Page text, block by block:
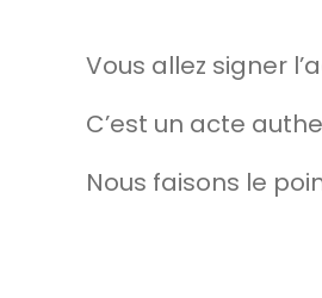
Vous allez signer
C’est un acte
Nous faisons le